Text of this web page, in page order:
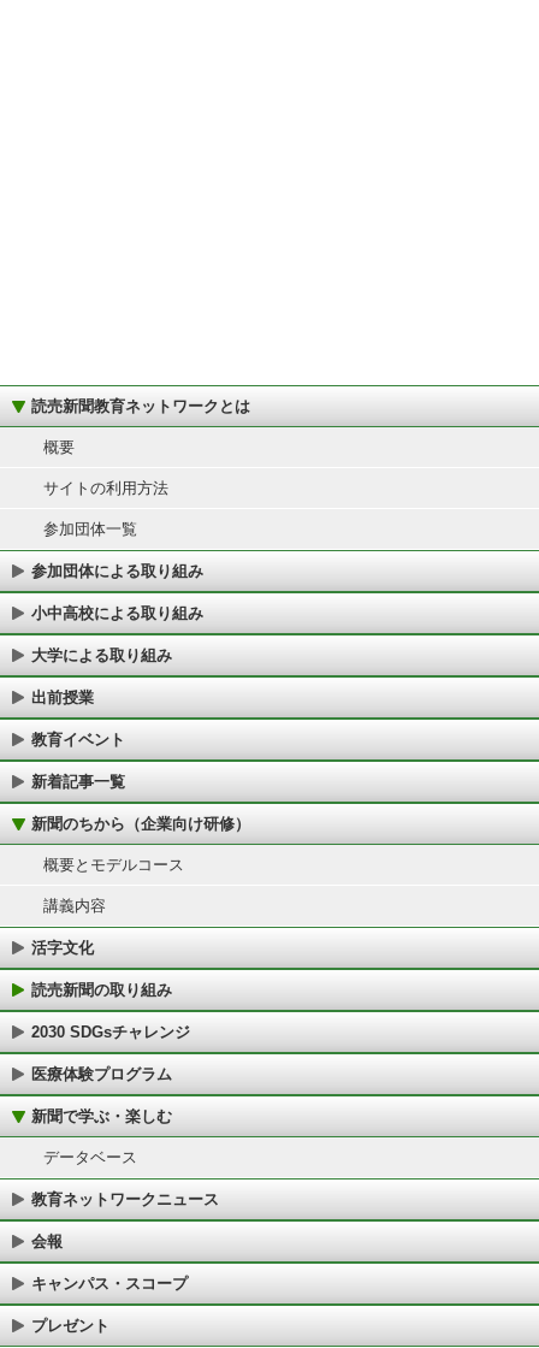
読売新聞教育ネットワークとは
概要
サイトの利用方法
参加団体一覧
参加団体による取り組み
小中高校による取り組み
大学による取り組み
出前授業
教育イベント
新着記事一覧
新聞のちから（企業向け研修）
概要とモデルコース
講義内容
活字文化
読売新聞の取り組み
2030 SDGsチャレンジ
医療体験プログラム
新聞で学ぶ・楽しむ
データベース
教育ネットワークニュース
会報
キャンパス・スコープ
プレゼント